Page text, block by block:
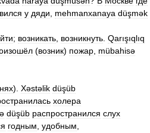
у дяди mehmanxanaya düşmək
; возникать возникнуть Qarışıqlıq
(возник) пожар mübahisə
). Xəstəlik düşüb
холера
düşüb распространился слух
годным удобным